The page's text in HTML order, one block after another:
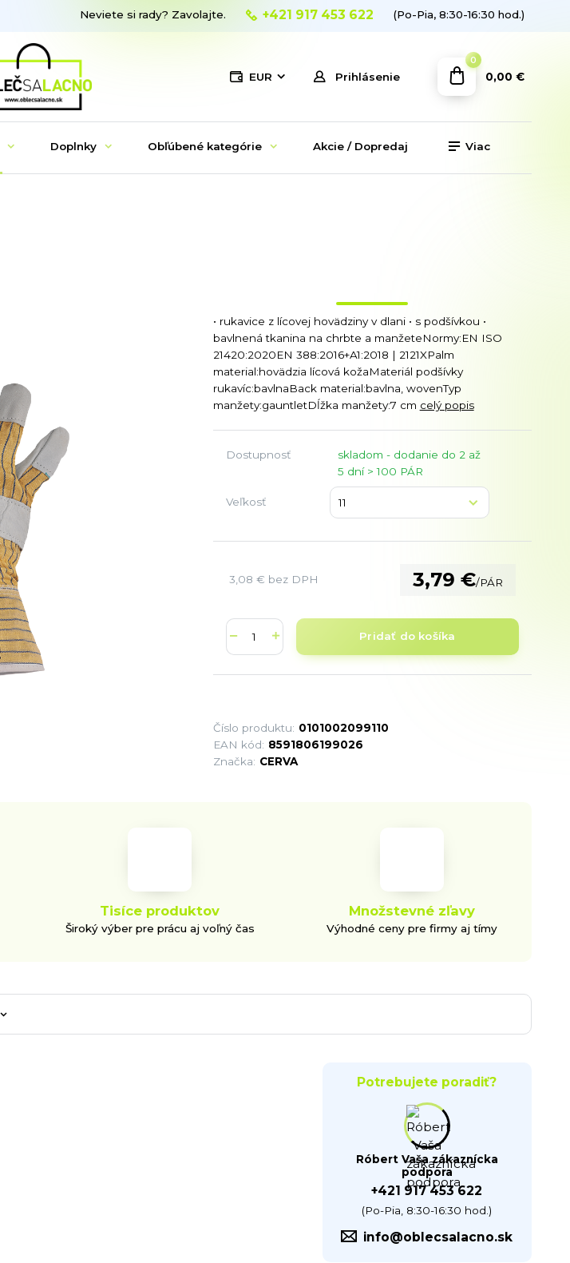
EUR Prihlásenie
Neviete si rady? Zavolajte. +421 917 453 622 (Po-Pia, 8:30-16:30 hod.)
0
0,00 €
Doplnky Obľúbené kategórie Akcie / Dopredaj Viac
• rukavice z lícovej hovädziny v dlani • s podšívkou •
bavlnená tkanina na chrbte a manžeteNormy:EN ISO
21420:2020EN 388:2016+A1:2018 | 2121XPalm
material:hovädzia lícová kožaMateriál podšívky
rukavíc:bavlnaBack material:bavlna, wovenTyp
manžety:gauntletDĺžka manžety:7 cm celý popis
Dostupnosť
skladom - dodanie do 2 až
5 dní > 100 PÁR
Veľkosť
3,79 €/PÁR
3,08 € bez DPH
Pridať do košíka
Číslo produktu: 0101002099110
EAN kód: 8591806199026
Značka: CERVA
Tisíce produktov
Široký výber pre prácu aj voľný čas
Množstevné zľavy
Výhodné ceny pre firmy aj tímy
Potrebujete poradiť?
Róbert Vaša zákaznícka
podpora
+421 917 453 622
(Po-Pia, 8:30-16:30 hod.)
info@oblecsalacno.sk